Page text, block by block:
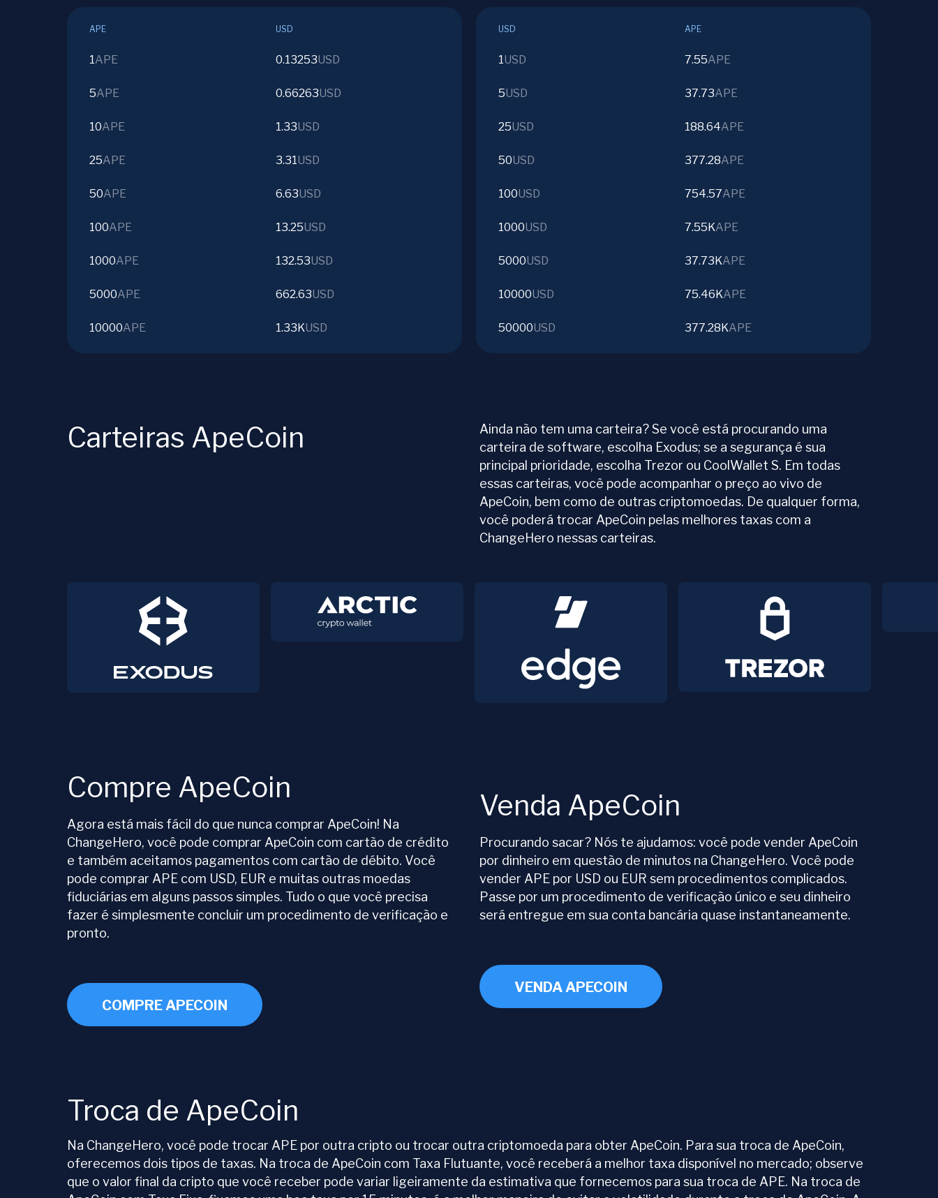
APE USD
1APE 0.13253USD
5APE 0.66263USD
10APE 1.33USD
25APE 3.31USD
50APE 6.63USD
100APE 13.25USD
1000APE 132.53USD
5000APE 662.63USD
10000APE 1.33KUSD
USD APE
1USD 7.55APE
5USD 37.73APE
25USD 188.64APE
50USD 377.28APE
100USD 754.57APE
1000USD 7.55KAPE
5000USD 37.73KAPE
10000USD 75.46KAPE
50000USD 377.28KAPE
Carteiras ApeCoin
Ainda não tem uma carteira? Se você está procurando uma
carteira de software, escolha Exodus; se a segurança é sua
principal prioridade, escolha Trezor ou CoolWallet S. Em todas
essas carteiras, você pode acompanhar o preço ao vivo de
ApeCoin, bem como de outras criptomoedas. De qualquer forma,
você poderá trocar ApeCoin pelas melhores taxas com a
ChangeHero nessas carteiras.
Compre ApeCoin
Agora está mais fácil do que nunca comprar ApeCoin! Na
ChangeHero, você pode comprar ApeCoin com cartão de crédito
e também aceitamos pagamentos com cartão de débito. Você
pode comprar APE com USD, EUR e muitas outras moedas
fiduciárias em alguns passos simples. Tudo o que você precisa
fazer é simplesmente concluir um procedimento de verificação e
pronto.
COMPRE APECOIN
Venda ApeCoin
Procurando sacar? Nós te ajudamos: você pode vender ApeCoin
por dinheiro em questão de minutos na ChangeHero. Você pode
vender APE por USD ou EUR sem procedimentos complicados.
Passe por um procedimento de verificação único e seu dinheiro
será entregue em sua conta bancária quase instantaneamente.
VENDA APECOIN
Troca de ApeCoin
Na ChangeHero, você pode trocar APE por outra cripto ou trocar outra criptomoeda para obter ApeCoin. Para sua troca de ApeCoin,
oferecemos dois tipos de taxas. Na troca de ApeCoin com Taxa Flutuante, você receberá a melhor taxa disponível no mercado; observe
que o valor final da cripto que você receber pode variar ligeiramente da estimativa que fornecemos para sua troca de APE. Na troca de